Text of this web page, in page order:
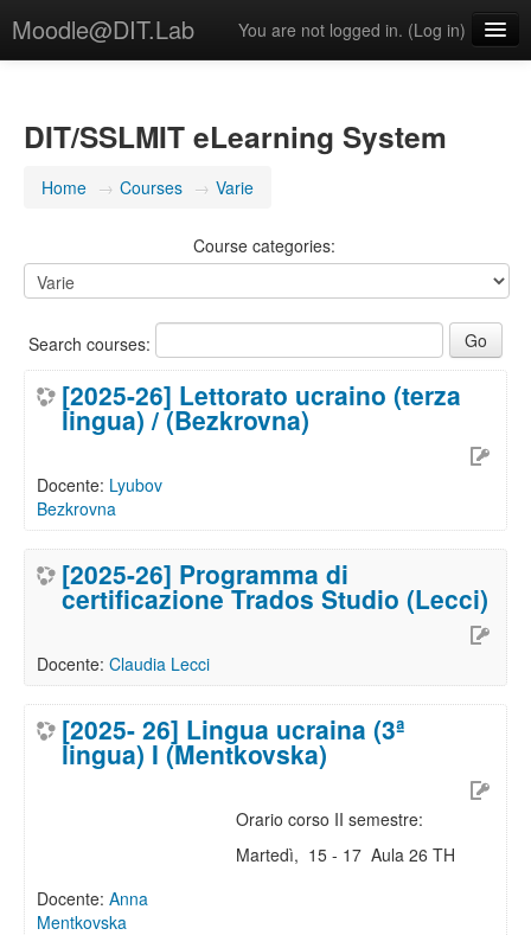
Moodle@DIT.Lab You are not logged in. (Log in)
DIT/SSLMIT eLearning System
Home → Courses → Varie
Course categories:
Search courses:
[2025-26] Lettorato ucraino (terza
lingua) / (Bezkrovna)
Docente: Lyubov
Bezkrovna
[2025-26] Programma di
certificazione Trados Studio (Lecci)
Docente: Claudia Lecci
[2025- 26] Lingua ucraina (3ª
lingua) I (Mentkovska)
Orario corso II semestre:
Martedì, 15 - 17 Aula 26 TH
Docente: Anna
Mentkovska